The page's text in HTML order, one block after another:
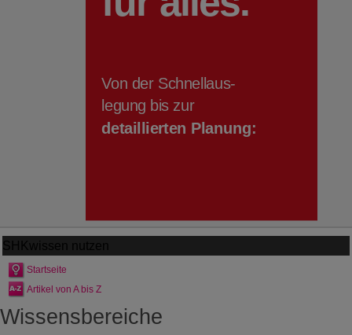
SHKwissen nutzen
Startseite
Artikel von A bis Z
Wissensbereiche